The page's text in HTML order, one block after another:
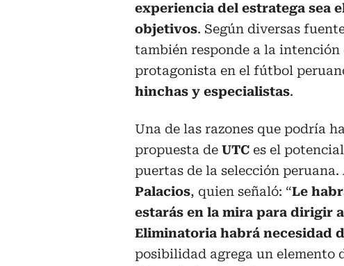
experiencia del estratega sea
objetivos. Según diversas
también responde a la
protagonista en el fútbol
hinchas y especialistas.
Una de las razones que podría
propuesta de UTC es el
puertas de la selección peruana.
Palacios, quien señaló: “Le
estarás en la mira para dirigir
Eliminatoria habrá necesidad
posibilidad agrega un elemento